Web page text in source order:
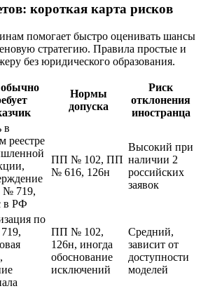
короткая карта рисков
помогает быстро оценивать шансы
стратегию. Правила простые и
без юридического образования.
Нормы
допуска
Риск
отклонения
иностранца
в
реестре
719,
в РФ
ПП № 102, ПП
№ 616, 126н
Высокий при
наличии 2
российских
заявок
по
ПП № 102,
126н, иногда
обоснование
исключений
Средний,
зависит от
доступности
моделей